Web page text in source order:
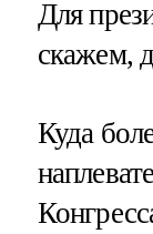
Для
скажем,
Куда